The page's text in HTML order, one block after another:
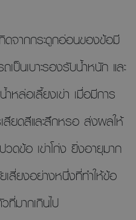
ดจากกระดูกอ่อนของข้อมี
เป็นเบาะรองรับนํ้าหนัก และ
ล่อเลี้ยงเข่า เมื่อมีการ
สียดสีและสึกหรอ ส่งผลให้
วดข้อ เข่าโก่ง ยิ่งอายุมาก
สี่ยงอย่างหนึ่งที่ทำให้ข้อ
ที่มากเกินไป